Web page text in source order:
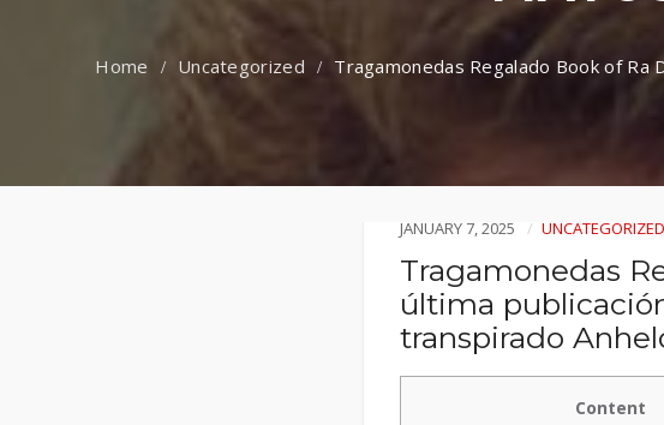
Uncategorized Tragamonedas Regalado Book of Ra
JANUARY 7, 2025 UNCATEGORIZED
Tragamonedas
última
transpirado
Content